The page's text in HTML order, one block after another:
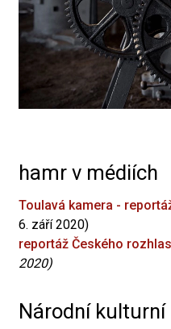
hamr v médiích
Toulavá kamera -
6. září 2020)
reportáž Českého
2020)
Národní